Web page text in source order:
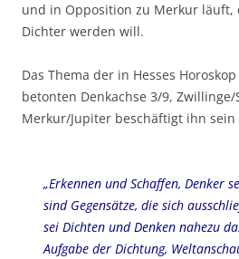
und in Opposition zu Merkur läuft,
Dichter werden will.
Das Thema der in Hesses
betonten Denkachse 3/9,
Merkur/Jupiter beschäftigt ihn sein
„Erkennen und Schaffen, Denker
sind Gegensätze, die sich
sei Dichten und Denken nahezu
Aufgabe der Dichtung,